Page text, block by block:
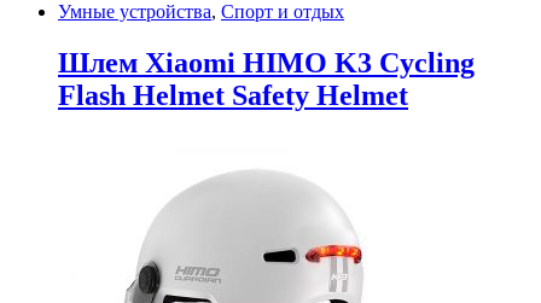
Умные устройства, Спорт и отдых
Шлем Xiaomi HIMO K3 Cycling
Flash Helmet Safety Helmet